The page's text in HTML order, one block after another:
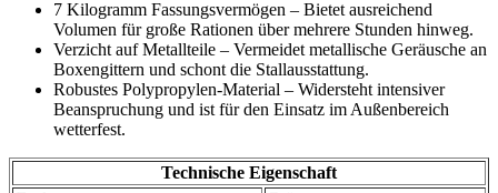
7 Kilogramm Fassungsvermögen – Bietet ausreichend
Volumen für große Rationen über mehrere Stunden hinweg.
Verzicht auf Metallteile – Vermeidet metallische Geräusche an
Boxengittern und schont die Stallausstattung.
Robustes Polypropylen-Material – Widersteht intensiver
Beanspruchung und ist für den Einsatz im Außenbereich
wetterfest.
Technische Eigenschaft